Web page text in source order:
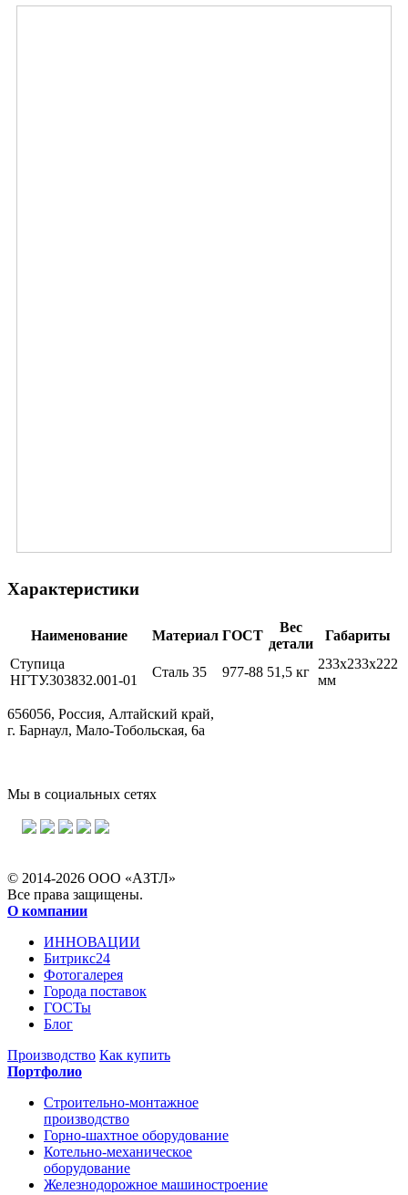
Характеристики
Наименование Материал ГОСТ
Вес
детали
Габариты
Ступица
НГТУ.303832.001-01
Сталь 35 977-88 51,5 кг
233х233х222
мм
656056, Россия, Алтайский край,
г. Барнаул, Мало-Тобольская, 6а
Мы в социальных сетях
© 2014-2026 ООО «АЗТЛ»
Все права защищены.
О компании
ИННОВАЦИИ
Битрикс24
Фотогалерея
Города поставок
ГОСТы
Блог
Производство Как купить
Портфолио
Строительно-монтажное
производство
Горно-шахтное оборудование
Котельно-механическое
оборудование
Железнодорожное машиностроение